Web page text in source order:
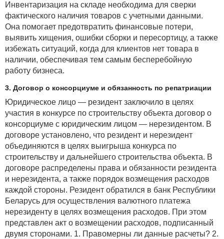
Инвентаризация на складе необходима для сверки
фактического наличия товаров с учетными данными.
Она помогает предотвратить финансовые потери,
выявить хищения, ошибки сборки и пересортицу, а также
избежать ситуаций, когда для клиентов нет товара в
наличии, обеспечивая тем самым бесперебойную
работу бизнеса.
3. Договор о консорциуме и обязанность по репатриации
Юридическое лицо — резидент заключило в целях
участия в конкурсе по строительству объекта договор о
консорциуме с юридическим лицом — нерезидентом. В
договоре установлено, что резидент и нерезидент
объединяются в целях выигрыша конкурса по
строительству и дальнейшего строительства объекта. В
договоре распределены права и обязанности резидента
и нерезидента, а также порядок возмещения расходов
каждой стороны. Резидент обратился в банк Республики
Беларусь для осуществления валютного платежа
нерезиденту в целях возмещения расходов. При этом
представлен акт о возмещении расходов, подписанный
двумя сторонами. 1. Правомерны ли данные расчеты? 2.